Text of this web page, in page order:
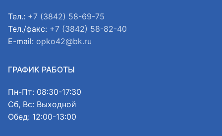
Тел.: +7 (3842) 58-69-75
Тел./факс: +7 (3842) 58-82-40
E-mail: opko42@bk.ru
ГРАФИК РАБОТЫ
Пн-Пт: 08:30-17:30
Сб, Вс: Выходной
Обед: 12:00-13:00